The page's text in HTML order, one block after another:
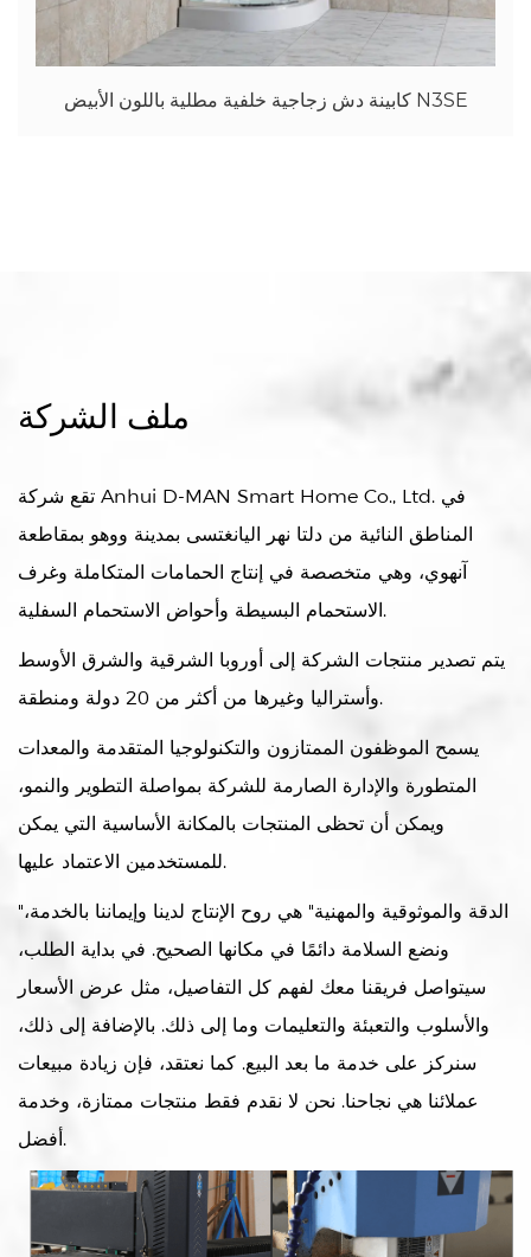
كابينة دش زجاجية خلفية مطلية باللون الأبيض N3SE
ملف الشركة
تقع شركة Anhui D-MAN Smart Home Co., Ltd. في
المناطق النائية من دلتا نهر اليانغتسى بمدينة ووهو بمقاطعة
آنهوي، وهي متخصصة في إنتاج الحمامات المتكاملة وغرف
الاستحمام البسيطة وأحواض الاستحمام السفلية.
يتم تصدير منتجات الشركة إلى أوروبا الشرقية والشرق الأوسط
وأستراليا وغيرها من أكثر من 20 دولة ومنطقة.
يسمح الموظفون الممتازون والتكنولوجيا المتقدمة والمعدات
المتطورة والإدارة الصارمة للشركة بمواصلة التطوير والنمو،
ويمكن أن تحظى المنتجات بالمكانة الأساسية التي يمكن
للمستخدمين الاعتماد عليها.
"الدقة والموثوقية والمهنية" هي روح الإنتاج لدينا وإيماننا بالخدمة،
ونضع السلامة دائمًا في مكانها الصحيح. في بداية الطلب،
سيتواصل فريقنا معك لفهم كل التفاصيل، مثل عرض الأسعار
والأسلوب والتعبئة والتعليمات وما إلى ذلك. بالإضافة إلى ذلك،
سنركز على خدمة ما بعد البيع. كما نعتقد، فإن زيادة مبيعات
عملائنا هي نجاحنا. نحن لا نقدم فقط منتجات ممتازة، وخدمة
أفضل.